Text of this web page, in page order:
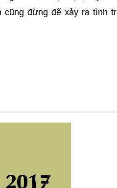
đừng để xảy ra tình